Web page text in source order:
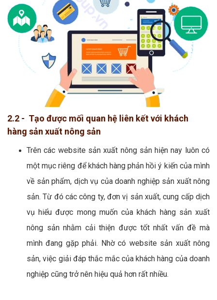
2.2 - Tạo được mối quan hệ liên kết với khách
hàng sản xuất nông sản
Trên các website sản xuất nông sản hiện nay luôn có
một mục riêng để khách hàng phản hồi ý kiến của mình
về sản phẩm, dịch vụ của doanh nghiệp sản xuất nông
sản. Từ đó các công ty, đơn vị sản xuất, cung cấp dịch
vụ hiểu được mong muốn của khách hàng sản xuất
nông sản nhằm cải thiện được tốt nhất vấn đề mà
mình đang gặp phải. Nhờ có website sản xuất nông
sản, việc giải đáp thắc mắc của khách hàng của doanh
nghiệp cũng trở nên hiệu quả hơn rất nhiều.